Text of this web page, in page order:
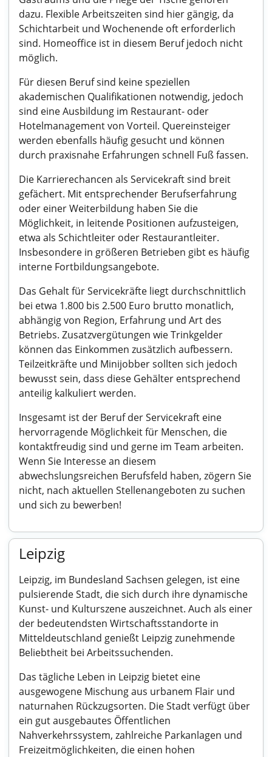
dazu. Flexible Arbeitszeiten sind hier gängig, da
Schichtarbeit und Wochenende oft erforderlich
sind. Homeoffice ist in diesem Beruf jedoch nicht
möglich.
Für diesen Beruf sind keine speziellen
akademischen Qualifikationen notwendig, jedoch
sind eine Ausbildung im Restaurant- oder
Hotelmanagement von Vorteil. Quereinsteiger
werden ebenfalls häufig gesucht und können
durch praxisnahe Erfahrungen schnell Fuß fassen.
Die Karrierechancen als Servicekraft sind breit
gefächert. Mit entsprechender Berufserfahrung
oder einer Weiterbildung haben Sie die
Möglichkeit, in leitende Positionen aufzusteigen,
etwa als Schichtleiter oder Restaurantleiter.
Insbesondere in größeren Betrieben gibt es häufig
interne Fortbildungsangebote.
Das Gehalt für Servicekräfte liegt durchschnittlich
bei etwa 1.800 bis 2.500 Euro brutto monatlich,
abhängig von Region, Erfahrung und Art des
Betriebs. Zusatzvergütungen wie Trinkgelder
können das Einkommen zusätzlich aufbessern.
Teilzeitkräfte und Minijobber sollten sich jedoch
bewusst sein, dass diese Gehälter entsprechend
anteilig kalkuliert werden.
Insgesamt ist der Beruf der Servicekraft eine
hervorragende Möglichkeit für Menschen, die
kontaktfreudig sind und gerne im Team arbeiten.
Wenn Sie Interesse an diesem
abwechslungsreichen Berufsfeld haben, zögern Sie
nicht, nach aktuellen Stellenangeboten zu suchen
und sich zu bewerben!
Leipzig
Leipzig, im Bundesland Sachsen gelegen, ist eine
pulsierende Stadt, die sich durch ihre dynamische
Kunst- und Kulturszene auszeichnet. Auch als einer
der bedeutendsten Wirtschaftsstandorte in
Mitteldeutschland genießt Leipzig zunehmende
Beliebtheit bei Arbeitssuchenden.
Das tägliche Leben in Leipzig bietet eine
ausgewogene Mischung aus urbanem Flair und
naturnahen Rückzugsorten. Die Stadt verfügt über
ein gut ausgebautes Öffentlichen
Nahverkehrssystem, zahlreiche Parkanlagen und
Freizeitmöglichkeiten, die einen hohen